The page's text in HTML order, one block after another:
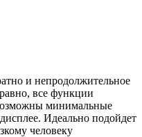
и непродолжительное
все функции
минимальные
Идеально подойдет
человеку